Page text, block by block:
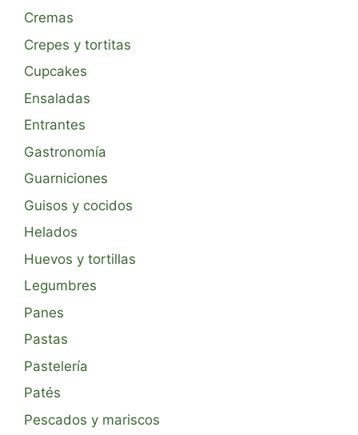
Cremas
Crepes y tortitas
Cupcakes
Ensaladas
Entrantes
Gastronomía
Guarniciones
Guisos y cocidos
Helados
Huevos y tortillas
Legumbres
Panes
Pastas
Pastelería
Patés
Pescados y mariscos